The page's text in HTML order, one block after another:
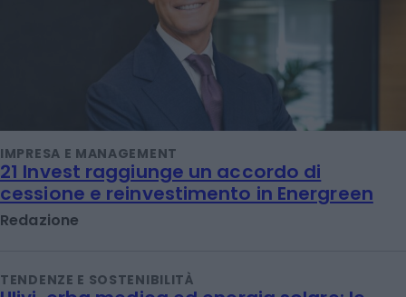
IMPRESA E MANAGEMENT
21 Invest raggiunge un accordo di
cessione e reinvestimento in Energreen
Redazione
TENDENZE E SOSTENIBILITÀ